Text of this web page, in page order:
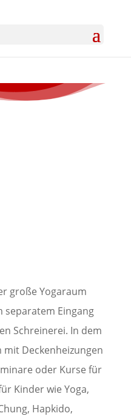
große Yogaraum
separatem Eingang
Schreinerei. In dem
Deckenheizungen
oder Kurse für
Kinder wie Yoga,
Hapkido,